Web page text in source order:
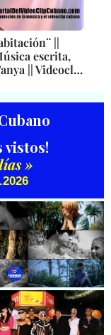
||
escrita,
|| Videoclip
vistos!
»